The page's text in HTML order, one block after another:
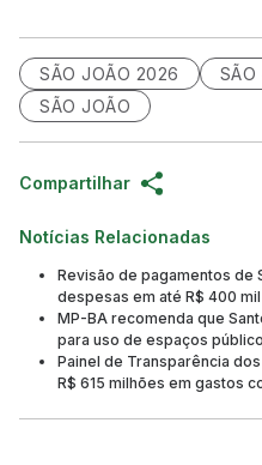
SÃO JOÃO 2026 SÃO
SÃO JOÃO
Compartilhar
Notícias Relacionadas
Revisão de pagamentos de
despesas em até R$ 400 mil
MP-BA recomenda que
para uso de espaços
Painel de Transparência
R$ 615 milhões em gastos